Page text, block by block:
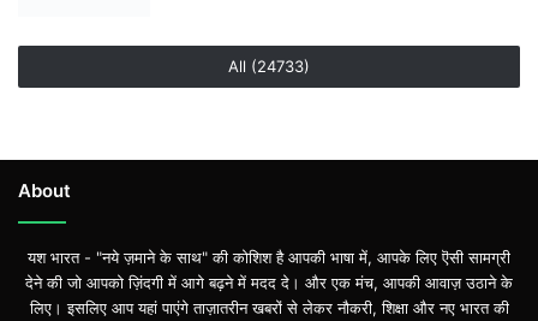
All (24733)
About
यश भारत - "नये ज़माने के साथ" की कोशिश है आपकी भाषा में, आपके लिए ऎसी सामग्री
देने की जो आपको ज़िंदगी में आगे बढ़ने में मदद दे। और एक मंच, आपकी आवाज़ उठाने के
लिए। इसलिए आप यहां पाएंगे ताज़ातरीन खबरों से लेकर नौकरी, शिक्षा और नए भारत की